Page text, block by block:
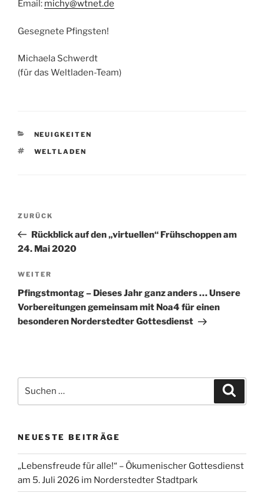
Email: michy@wtnet.de
Gesegnete Pfingsten!
Michaela Schwerdt
(für das Weltladen-Team)
KATEGORIEN
NEUIGKEITEN
SCHLAGWÖRTER
WELTLADEN
Beitragsnavigation
Vorheriger
Beitrag
ZURÜCK
Rückblick auf den „virtuellen“ Frühschoppen am
24. Mai 2020
Nächster
Beitrag
WEITER
Pfingstmontag – Dieses Jahr ganz anders … Unsere
Vorbereitungen gemeinsam mit Noa4 für einen
besonderen Norderstedter Gottesdienst
nach:
NEUESTE BEITRÄGE
„Lebensfreude für alle!“ – Ökumenischer Gottesdienst
am 5. Juli 2026 im Norderstedter Stadtpark